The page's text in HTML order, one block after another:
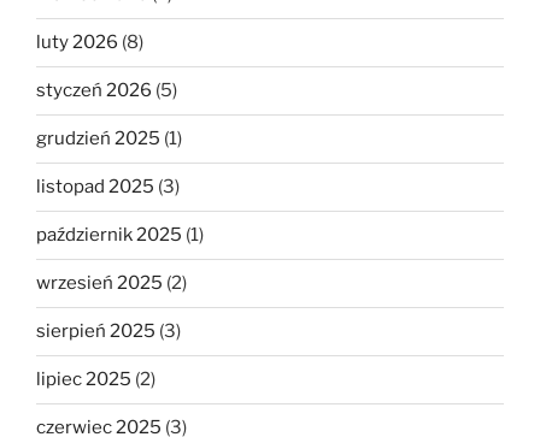
luty 2026 (8)
styczeń 2026 (5)
grudzień 2025 (1)
listopad 2025 (3)
październik 2025 (1)
wrzesień 2025 (2)
sierpień 2025 (3)
lipiec 2025 (2)
czerwiec 2025 (3)